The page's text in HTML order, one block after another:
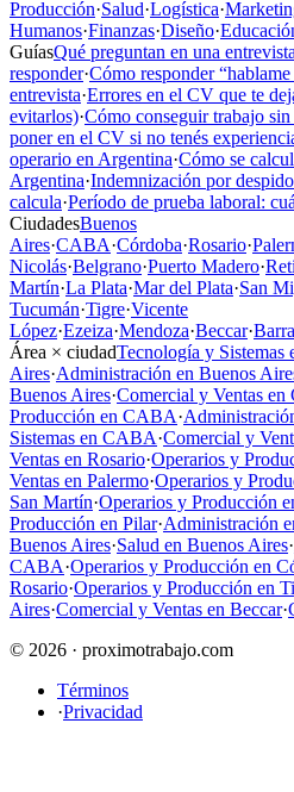
Producción·Salud·Logística·
Humanos·Finanzas·Diseño·
GuíasQué preguntan en una
responder·Cómo responder
entrevista·Errores en el CV que te
evitarlos)·Cómo conseguir trabajo
poner en el CV si no tenés
operario en Argentina·Cómo se
Argentina·Indemnización por
calcula·Período de prueba laboral:
CiudadesBuenos
Aires·CABA·Córdoba·Rosario·
Nicolás·Belgrano·Puerto Madero·
Martín·La Plata·Mar del Plata·San
Tucumán·Tigre·Vicente
López·Ezeiza·Mendoza·Beccar·
Área × ciudadTecnología y Sistemas
Aires·Administración en Buenos
Buenos Aires·Comercial y Ventas
Producción en CABA·
Sistemas en CABA·Comercial y
Ventas en Rosario·Operarios y
Ventas en Palermo·Operarios y
San Martín·Operarios y Producción
Producción en Pilar·Administración
Buenos Aires·Salud en Buenos Aires·
CABA·Operarios y Producción en
Rosario·Operarios y Producción en
Aires·Comercial y Ventas en Beccar·
© 2026 · proximotrabajo.com
Términos
·Privacidad